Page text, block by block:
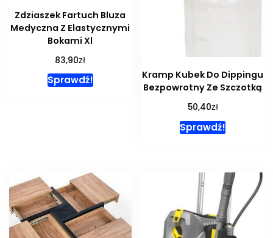
Zdziaszek Fartuch Bluza
Medyczna Z Elastycznymi
Bokami Xl
83,90zł
Sprawdź!
Kramp Kubek Do Dippingu
Bezpowrotny Ze Szczotką
50,40zł
Sprawdź!